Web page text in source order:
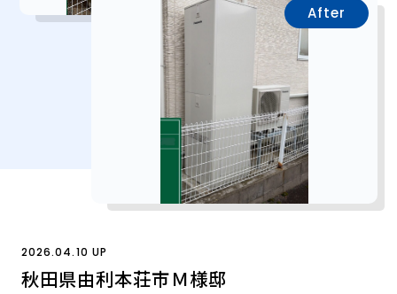
After
2026.04.10 UP
秋田県由利本荘市Ｍ様邸